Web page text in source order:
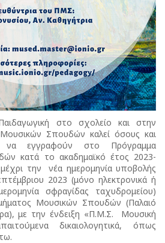
στο σχολείο και στην
Σπουδών καλεί όσους και
να εγγραφούν στο Πρόγραμμα
κατά το ακαδημαϊκό έτος 2023-
την νέα ημερομηνία υποβολής
2023 (μόνο ηλεκτρονικά ή
σφραγίδας ταχυδρομείου)
Μουσικών Σπουδών (Παλαιό
με την ένδειξη «Π.Μ.Σ. Μουσική
δικαιολογητικά, όπως